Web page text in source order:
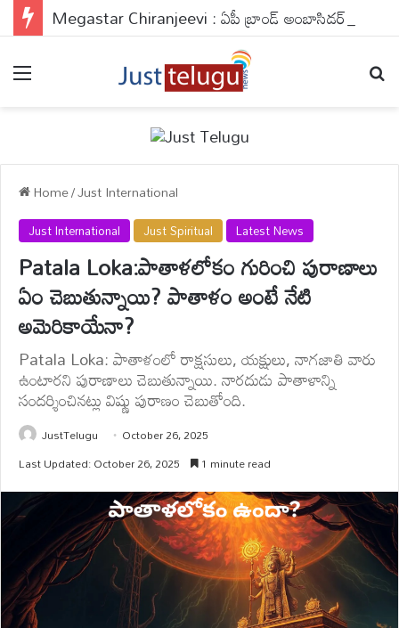
Megastar Chiranjeevi : ఏపీ బ్రాండ్ అంబాసిడర్‌గా చిరంజీవి.. మెగాస్టార్ టీమ్ రియాక్షన్
Home/Just International
Just International Just Spiritual Latest News
Patala Loka:పాతాళలోకం గురించి పురాణాలు
ఏం చెబుతున్నాయి? పాతాళం అంటే నేటి
అమెరికాయేనా?
Patala Loka: పాతాళంలో రాక్షసులు, యక్షులు, నాగజాతి వారు
ఉంటారని పురాణాలు చెబుతున్నాయి. నారదుడు పాతాళాన్ని
సందర్శించినట్లు విష్ణు పురాణం చెబుతోంది.
JustTelugu
October 26, 2025
Last Updated: October 26, 2025
1 minute read